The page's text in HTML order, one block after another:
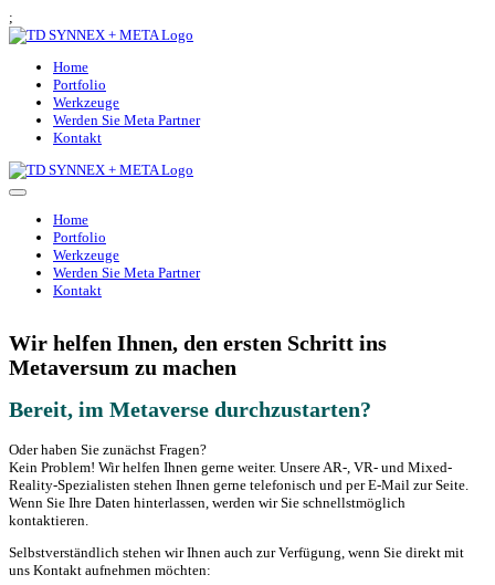
;
Home
Portfolio
Werkzeuge
Werden Sie Meta Partner
Kontakt
Home
Portfolio
Werkzeuge
Werden Sie Meta Partner
Kontakt
Wir helfen Ihnen, den ersten Schritt ins
Metaversum zu machen
Bereit, im Metaverse durchzustarten?
Oder haben Sie zunächst Fragen?
Kein Problem! Wir helfen Ihnen gerne weiter. Unsere AR-, VR- und Mixed-
Reality-Spezialisten stehen Ihnen gerne telefonisch und per E-Mail zur Seite.
Wenn Sie Ihre Daten hinterlassen, werden wir Sie schnellstmöglich
kontaktieren.
Selbstverständlich stehen wir Ihnen auch zur Verfügung, wenn Sie direkt mit
uns Kontakt aufnehmen möchten: